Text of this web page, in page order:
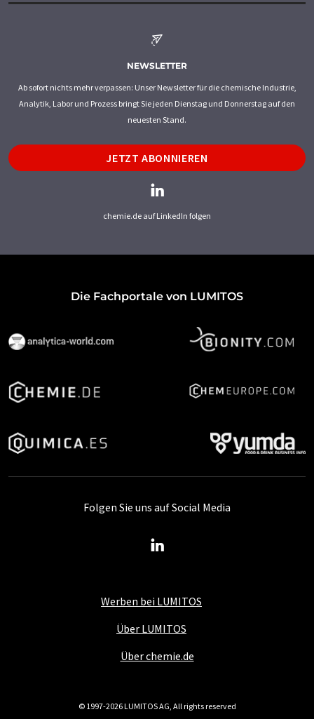
NEWSLETTER
Ab sofort nichts mehr verpassen: Unser Newsletter für die chemische Industrie,
Analytik, Labor und Prozess bringt Sie jeden Dienstag und Donnerstag auf den
neuesten Stand.
JETZT ABONNIEREN
chemie.de auf LinkedIn folgen
Die Fachportale von LUMITOS
Werben bei LUMITOS
Über LUMITOS
Über chemie.de
Folgen Sie uns auf Social Media
© 1997-2026 LUMITOS AG, All rights reserved